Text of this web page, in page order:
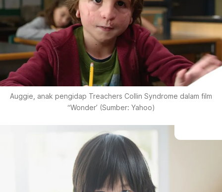
Auggie, anak pengidap Treachers Collin Syndrome dalam film
“Wonder’ (Sumber: Yahoo)